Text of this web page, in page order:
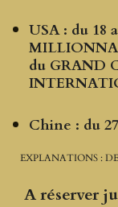
USA : du 18
du GRAND
Chine : du
EXPLANATIONS :
A réserver